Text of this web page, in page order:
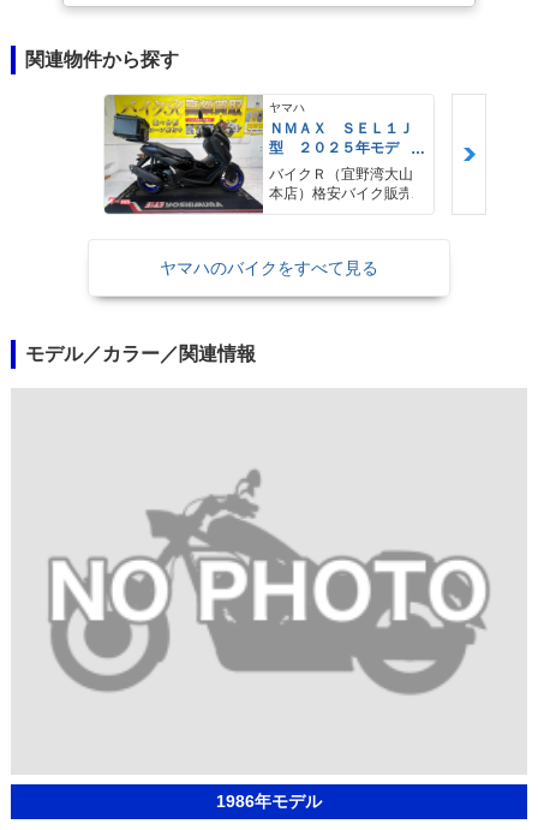
関連物件から探す
ヤマハ
ＮＭＡＸ ＳＥＬ１Ｊ
型 ２０２５年モデ
ル ＡＢＳ キーレ
ス リアキャリア リ
アＢＯＸ
バイクＲ（宜野湾大山
本店）格安バイク販売
ヤマハのバイクをすべて見る
モデル／カラー／関連情報
1986年モデル